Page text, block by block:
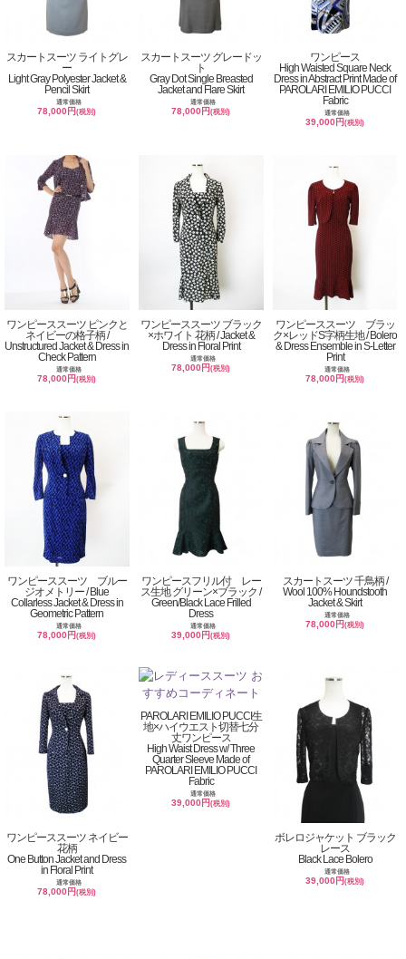
スカートスーツ ライトグレ
ー
Light Gray Polyester Jacket &
Pencil Skirt
通常価格
78,000円(税別)
スカートスーツ グレードッ
ト
Gray Dot Single Breasted
Jacket and Flare Skirt
通常価格
78,000円(税別)
ワンピース
High Waisted Square Neck
Dress in Abstract Print Made of
PAROLARI EMILIO PUCCI
Fabric
通常価格
39,000円(税別)
ワンピーススーツ ピンクと
ネイビーの格子柄 /
Unstructured Jacket & Dress in
Check Pattern
通常価格
78,000円(税別)
ワンピーススーツ ブラック
×ホワイト 花柄 / Jacket &
Dress in Floral Print
通常価格
78,000円(税別)
ワンピーススーツ ブラッ
ク×レッドS字柄生地 / Bolero
& Dress Ensemble in S-Letter
Print
通常価格
78,000円(税別)
ワンピーススーツ ブルー
ジオメトリー / Blue
Collarless Jacket & Dress in
Geometric Pattern
通常価格
78,000円(税別)
ワンピースフリル付 レー
ス生地 グリーン×ブラック /
Green/Black Lace Frilled
Dress
通常価格
39,000円(税別)
スカートスーツ 千鳥柄 /
Wool 100% Houndstooth
Jacket & Skirt
通常価格
78,000円(税別)
ワンピーススーツ ネイビー
花柄
One Button Jacket and Dress
in Floral Print
通常価格
78,000円(税別)
PAROLARI EMILIO PUCCI生
地×ハイウエスト切替七分
丈ワンピース
High Waist Dress w/ Three
Quarter Sleeve Made of
PAROLARI EMILIO PUCCI
Fabric
通常価格
39,000円(税別)
ボレロジャケット ブラック
レース
Black Lace Bolero
通常価格
39,000円(税別)